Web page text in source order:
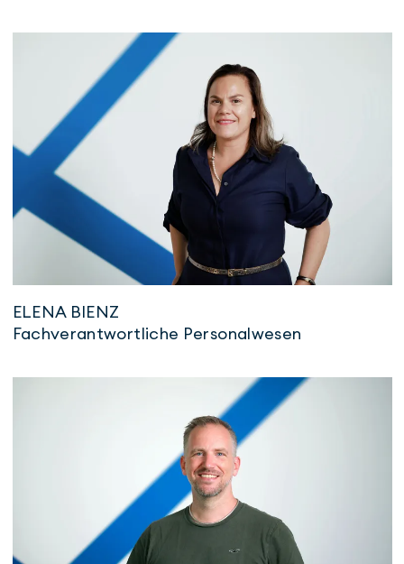
ELENA BIENZ
Fachverantwortliche Personalwesen